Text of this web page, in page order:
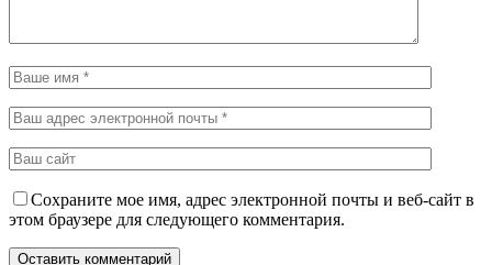
Сохраните мое имя, адрес электронной почты и веб-сайт в
этом браузере для следующего комментария.